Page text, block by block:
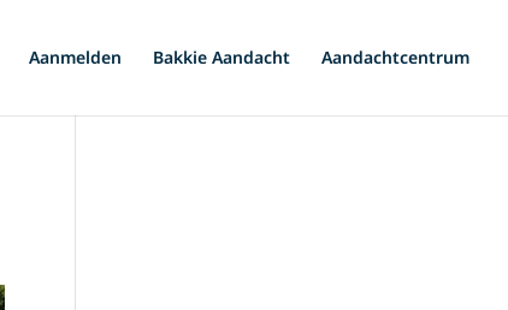
Aanmelden Bakkie Aandacht Aandachtcentrum